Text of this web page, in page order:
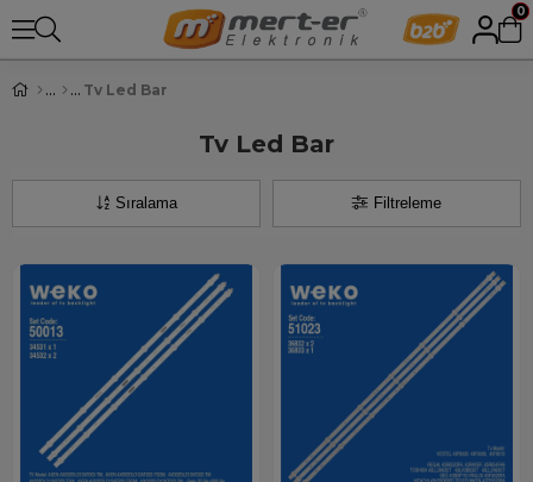
0
Tv Led Bar
Tv Led Bar
Filtreleme
Sıralama